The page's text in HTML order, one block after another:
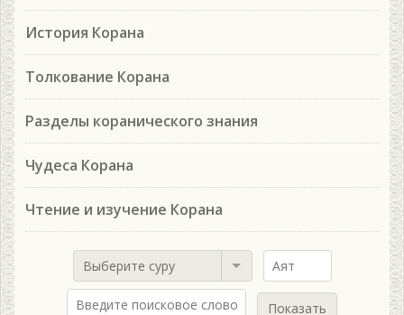
История Корана
Толкование Корана
Разделы коранического знания
Чудеса Корана
Чтение и изучение Корана
Выберите суру
Показать